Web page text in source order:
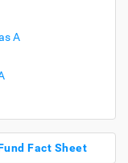
A
Fact Sheet